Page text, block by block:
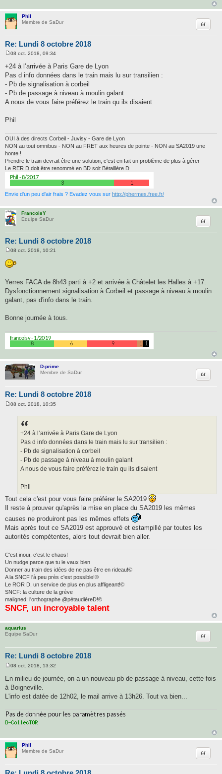
Phil
Membre de SaDur
Re: Lundi 8 octobre 2018
e
s
s
a
e
08 oct. 2018, 09:34
+24 à l’arrivée à Paris Gare de Lyon
Pas d info données dans le train mais lu sur transilien :
- Pb de signalisation à corbeil
- Pb de passage à niveau à moulin galant
A nous de vous faire préférez le train qu ils disaient
Phil
OUI à des directs Corbeil - Juvisy - Gare de Lyon
NON au tout omnibus - NON au FRET aux heures de pointe - NON au SA2019 une
honte !
Prendre le train devrait être une solution, c'est en fait un problème de plus à gérer
Le RER D doit être renommé en BD soit Bétaillère D
Envie d'un peu d'air frais ? Evadez vous sur http://phermes.free.fr/
FrancoisY
Equipe SaDur
Re: Lundi 8 octobre 2018
e
s
g
e
08 oct. 2018, 10:21
Yerres FACA de 8h43 parti à +2 et arrivée à Châtelet les Halles à +17.
Dysfonctionnement signalisation à Corbeil et passage à niveau à moulin
galant, pas d'info dans le train.
Bonne journée à tous.
D-prime
Membre de SaDur
Re: Lundi 8 octobre 2018
08 oct. 2018, 10:35
+24 à l’arrivée à Paris Gare de Lyon
Pas d info données dans le train mais lu sur transilien :
- Pb de signalisation à corbeil
- Pb de passage à niveau à moulin galant
A nous de vous faire préférez le train qu ils disaient
Phil
Tout cela c'est pour vous faire préférer le SA2019
Il reste à prouver qu'après la mise en place du SA2019 les mêmes
causes ne produiront pas les mêmes effets
Mais après tout ce SA2019 est approuvé et estampillé par toutes les
autorités compétentes, alors tout devrait bien aller.
C'est inouï, c'est le chaos!
Un nudge parce que tu le vaux bien
Donner au train des idées de ne pas être en rideau!©
A la SNCF l'à peu près c'est possible!©
Le ROR D, un service de plus en plus affligeant!©
SNCF: la culture de la grève
maligned: l'orthographe @pétaudièreD!©
SNCF, un incroyable talent
aquarius
Equipe SaDur
Re: Lundi 8 octobre 2018
s
s
g
08 oct. 2018, 13:32
En milieu de journée, on a un nouveau pb de passage à niveau, cette fois
à Boigneville.
L'info est datée de 12h02, le mail arrive à 13h26. Tout va bien...
Phil
Membre de SaDur